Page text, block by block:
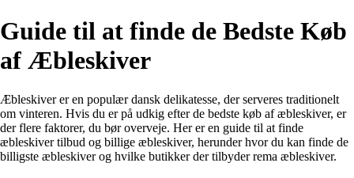
Guide til at finde de Bedste Køb
af Æbleskiver
Æbleskiver er en populær dansk delikatesse, der serveres traditionelt
om vinteren. Hvis du er på udkig efter de bedste køb af æbleskiver, er
der flere faktorer, du bør overveje. Her er en guide til at finde
æbleskiver tilbud og billige æbleskiver, herunder hvor du kan finde de
billigste æbleskiver og hvilke butikker der tilbyder rema æbleskiver.